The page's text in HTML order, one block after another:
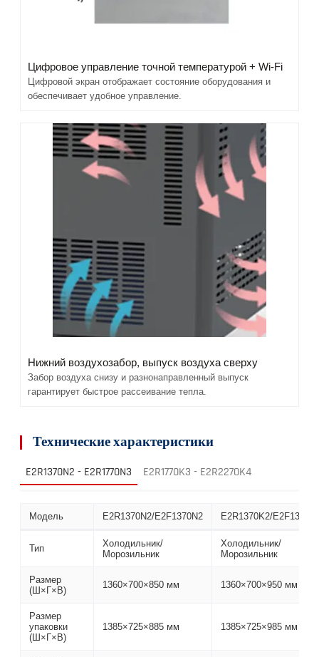
Цифровое управление точной температурой + Wi-Fi
Цифровой экран отображает состояние оборудования и
обеспечивает удобное управление.
Нижний воздухозабор, выпуск воздуха сверху
Забор воздуха снизу и разнонаправленный выпуск
гарантирует быстрое рассеивание тепла.
Технические характеристики
E2R1370N2 - E2R1770N3 E2R1770K3 - E2R2270K4
Модель E2R1370N2/E2F1370N2 E2R1370K2/
Тип
Холодильник/
Морозильник
Холодильник/
Морозильник
Размер
(Ш×Г×В)
1360×700×850 мм 1360×700×950 мм
Размер
упаковки
(Ш×Г×В)
1385×725×885 мм 1385×725×985 мм